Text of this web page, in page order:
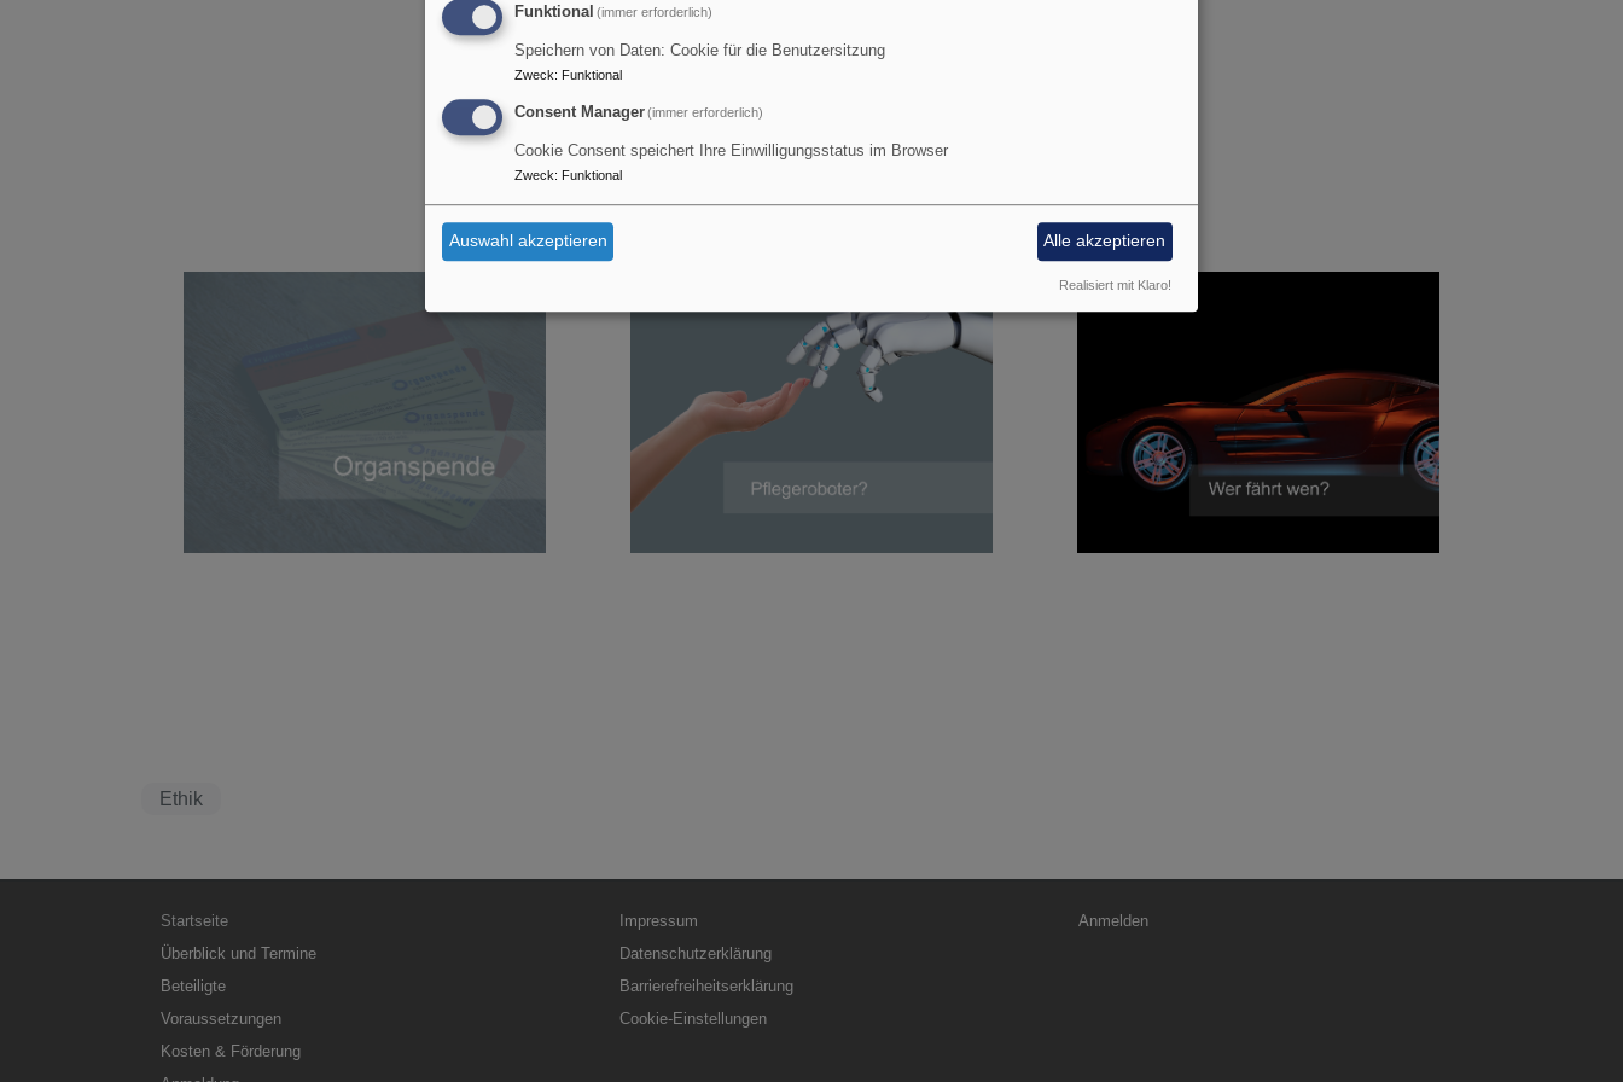
Ethik
Hauptnavigation
Startseite
Überblick und Termine
Beteiligte
Voraussetzungen
Kosten & Förderung
Fußbereichsmenü
Impressum
Datenschutzerklärung
Barrierefreiheitserklärung
Cookie-Einstellungen
Benutzermenü
Anmelden
Funktional (immer erforderlich)
Speichern von Daten: Cookie für die Benutzersitzung
Zweck: Funktional
Consent Manager(immer erforderlich)
Cookie Consent speichert Ihre Einwilligungsstatus im Browser
Zweck: Funktional
Auswahl akzeptieren Alle akzeptieren
Realisiert mit Klaro!